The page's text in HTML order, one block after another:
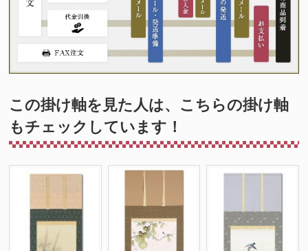
この掛け軸を見た人は、こちらの掛け軸
もチェックしています！